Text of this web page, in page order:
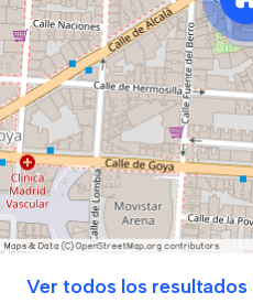
Ver todos los resultados